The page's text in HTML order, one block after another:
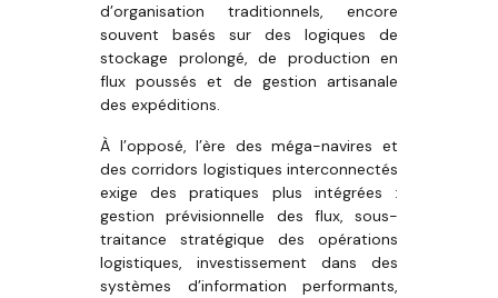
d’organisation traditionnels, encore
souvent basés sur des logiques de
stockage prolongé, de production en
flux poussés et de gestion artisanale
des expéditions.
À l’opposé, l’ère des méga-navires et
des corridors logistiques interconnectés
exige des pratiques plus intégrées :
gestion prévisionnelle des flux, sous-
traitance stratégique des opérations
logistiques, investissement dans des
systèmes d’information performants,